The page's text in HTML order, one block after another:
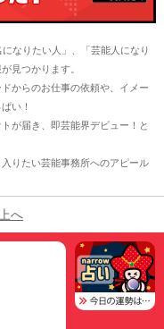
なりたい人」、「芸能人になり
見つかります。
からのお仕事の依頼や、イメー
い！
が届き、即芸能界デビュー！と
りたい芸能事務所へのアピール
へ